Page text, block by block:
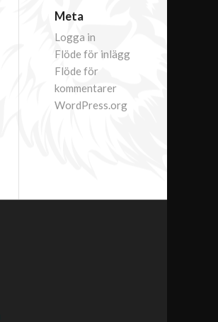
Meta
Logga in
Flöde för inlägg
Flöde för
kommentarer
WordPress.org